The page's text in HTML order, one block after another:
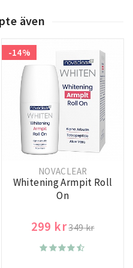
även
-14%
NOVACLEAR
Whitening Armpit Roll
On
299 kr349 kr